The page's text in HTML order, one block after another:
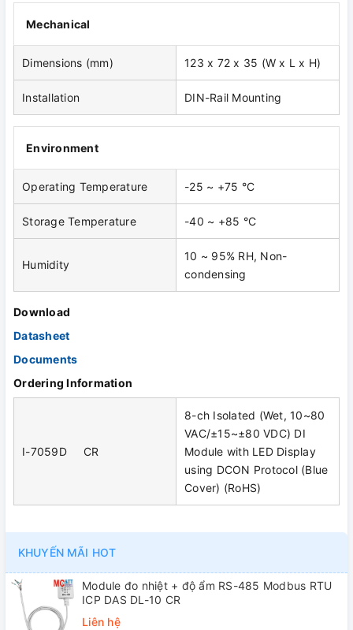
Mechanical
Dimensions (mm) 123 x 72 x 35 (W x L x H)
Installation DIN-Rail Mounting
Environment
Operating Temperature -25 ~ +75 °C
Storage Temperature -40 ~ +85 °C
Humidity
10 ~ 95% RH, Non-
condensing
Download
Datasheet
Documents
Ordering Information
I-7059D CR
8-ch Isolated (Wet, 10~80
VAC/±15~±80 VDC) DI
Module with LED Display
using DCON Protocol (Blue
Cover) (RoHS)
KHUYẾN MÃI HOT
Module đo nhiệt + độ ẩm RS-485 Modbus RTU
ICP DAS DL-10 CR
Liên hệ